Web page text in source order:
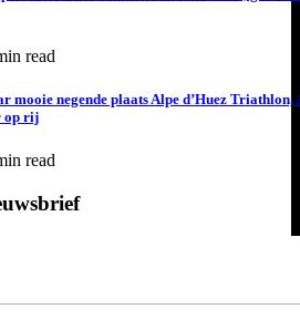
read
mooie negende plaats Alpe d’Huez Triathlon,
op rij
read